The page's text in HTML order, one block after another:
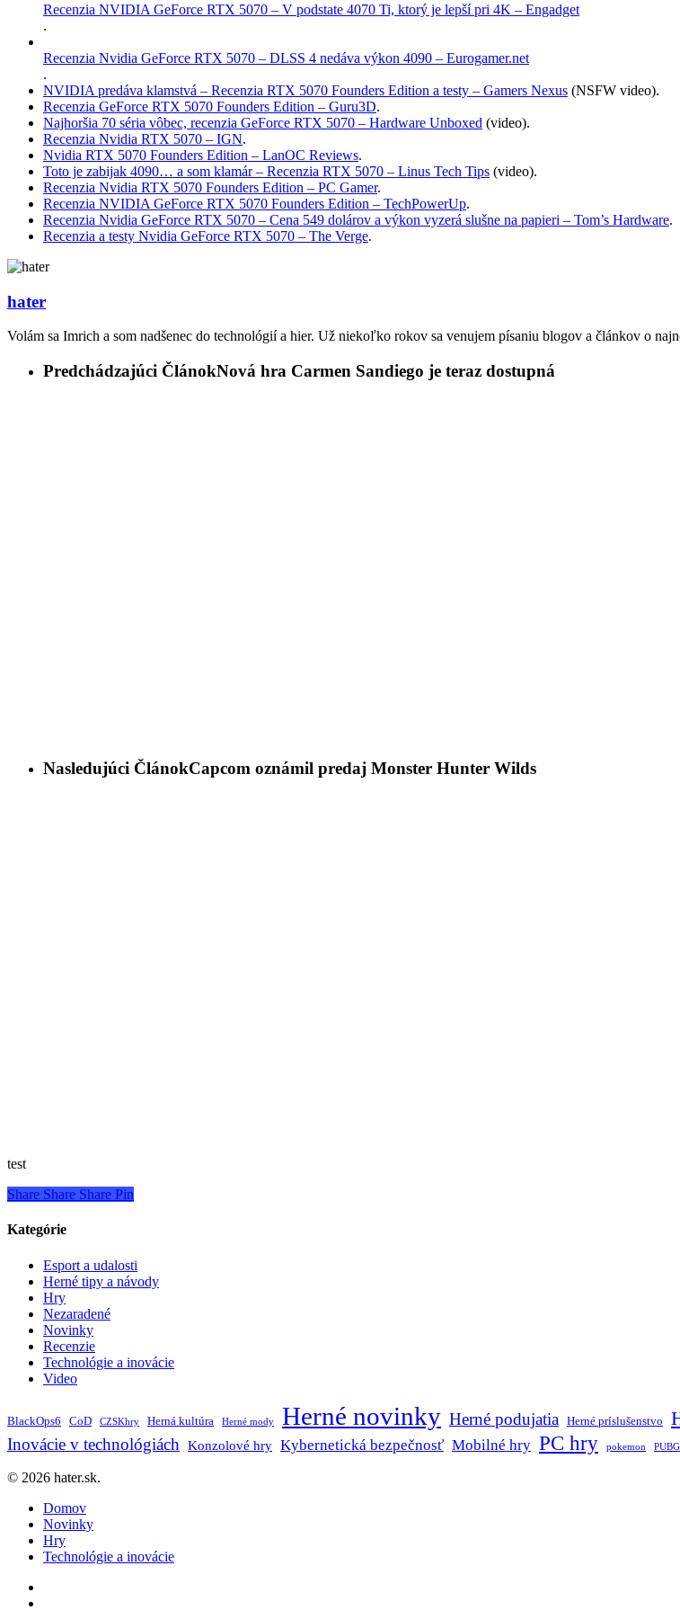
Recenzia NVIDIA GeForce RTX 5070 – V podstate 4070 Ti, ktorý je lepší pri 4K – Engadget
.
Recenzia Nvidia GeForce RTX 5070 – DLSS 4 nedáva výkon 4090 – Eurogamer.net
.
NVIDIA predáva klamstvá – Recenzia RTX 5070 Founders Edition a testy – Gamers Nexus (NSFW video).
Recenzia GeForce RTX 5070 Founders Edition – Guru3D.
Najhoršia 70 séria vôbec, recenzia GeForce RTX 5070 – Hardware Unboxed (video).
Recenzia Nvidia RTX 5070 – IGN.
Nvidia RTX 5070 Founders Edition – LanOC Reviews.
Toto je zabijak 4090… a som klamár – Recenzia RTX 5070 – Linus Tech Tips (video).
Recenzia Nvidia RTX 5070 Founders Edition – PC Gamer.
Recenzia NVIDIA GeForce RTX 5070 Founders Edition – TechPowerUp.
Recenzia Nvidia GeForce RTX 5070 – Cena 549 dolárov a výkon vyzerá slušne na papieri – Tom’s Hardware.
Recenzia a testy Nvidia GeForce RTX 5070 – The Verge.
hater
Volám sa Imrich a som nadšenec do technológií a hier. Už niekoľko rokov sa venujem písaniu blogov a článkov o
Predchádzajúci ČlánokNová hra Carmen Sandiego je teraz dostupná
Nasledujúci ČlánokCapcom oznámil predaj Monster Hunter Wilds
test
Share Share Share Pin
Kategórie
Esport a udalosti
Herné tipy a návody
Hry
Nezaradené
Novinky
Recenzie
Technológie a inovácie
Video
BlackOps6 CoD CZSKhry Herná kultúra Herné mody Herné novinky Herné podujatia Herné príslušenstvo
Inovácie v technológiách
Konzolové hry Kybernetická bezpečnosť Mobilné hry PC hry pokemon PUBG
© 2026 hater.sk.
Close
Menu
Domov
Novinky
Hry
Technológie a inovácie